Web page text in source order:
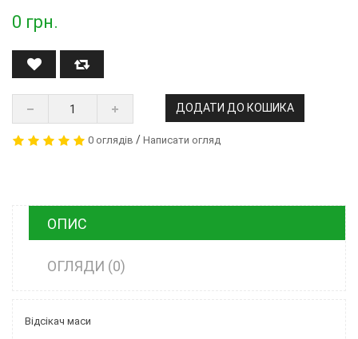
0 грн.
ДОДАТИ ДО КОШИКА
0 оглядів / Написати огляд
ОПИС
ОГЛЯДИ (0)
Відсікач маси